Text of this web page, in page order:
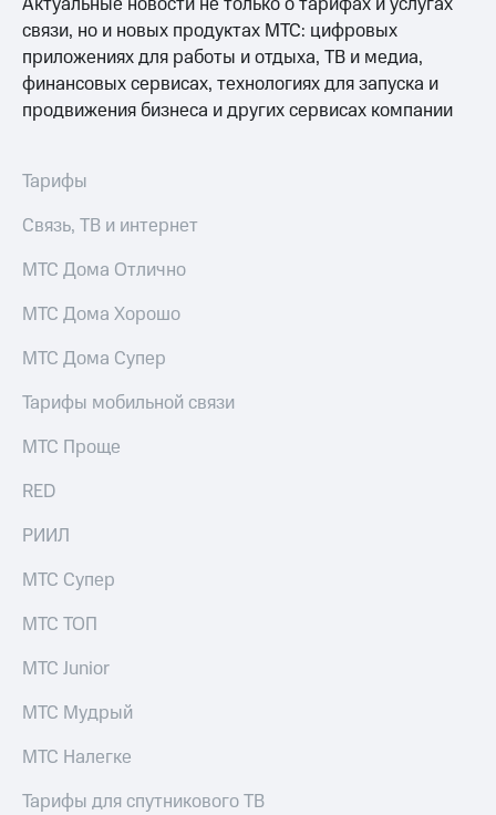
о
именных
облигаций
Другое
развитие
деловая этика
На главную
связи, но и новых продуктах МТС: цифровых
приложениях для работы и отдыха, ТВ и медиа,
финансовых сервисах, технологиях для запуска и
продвижения бизнеса и других сервисах компании
Тарифы
Связь, ТВ и интернет
МТС Дома Отлично
МТС Дома Хорошо
МТС Дома Супер
Тарифы мобильной связи
МТС Проще
RED
РИИЛ
МТС Супер
МТС ТОП
МТС Junior
МТС Мудрый
МТС Налегке
Тарифы для спутникового ТВ